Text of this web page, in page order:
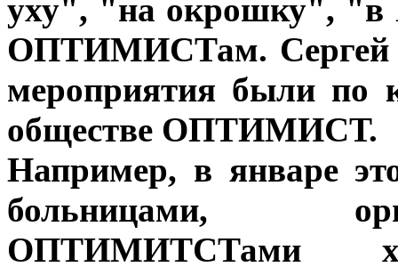
уху", "на окрошку", "в
ОПТИМИСТам. Сергей
мероприятия были по
обществе ОПТИМИСТ.
Например, в январе
больницами,
ОПТИМИТСТами